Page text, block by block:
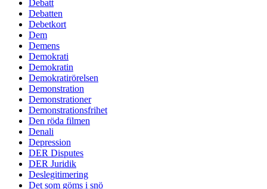
Debatt
Debatten
Debetkort
Dem
Demens
Demokrati
Demokratin
Demokratirörelsen
Demonstration
Demonstrationer
Demonstrationsfrihet
Den röda filmen
Denali
Depression
DER Disputes
DER Juridik
Deslegitimering
Det som göms i snö